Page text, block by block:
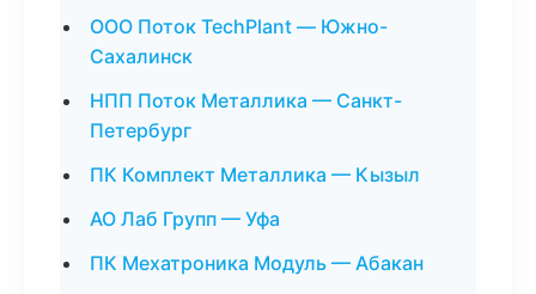
ООО Поток TechPlant — Южно-
Сахалинск
НПП Поток Металлика — Санкт-
Петербург
ПК Комплект Металлика — Кызыл
АО Лаб Групп — Уфа
ПК Мехатроника Модуль — Абакан